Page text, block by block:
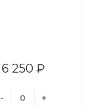
6 250 ₽
- +